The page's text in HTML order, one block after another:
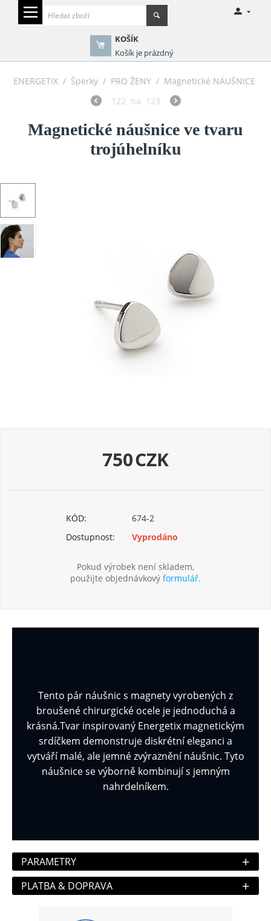
KOŠÍK
Košík je prázdný
ENERGETIX / Šperky / PRO ŽENY / Magnetické NÁUŠNICE
122 na 123
Magnetické náušnice ve tvaru
trojúhelníku
750CZK
KÓD:
674-2
Dostupnost:
Vyprodáno
Pokud výrobek není skladem,
použijte objednávkový formulář.
Tento pár náušnic s magnety vyrobených z
broušené chirurgické ocele je jednoduchá a
krásná.Tvar inspirovaný Energetix magnetickým
srdíčkem demonstruje diskrétní eleganci a
vytváří malé, ale jemné zvýraznění náušnic. Tyto
náušnice se výborně kombinují s jemným
nahrdelníkem.
PARAMETRY +
PLATBA & DOPRAVA +